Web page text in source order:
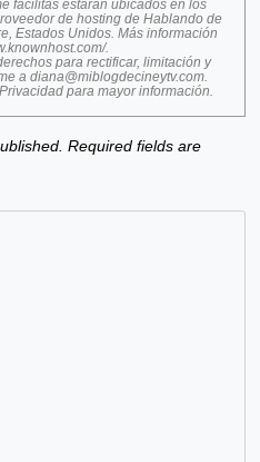
facilitas estarán ubicados en los
de hosting de Hablando de
Estados Unidos. Más información
.
para rectificar, limitación y
a diana@miblogdecineytv.com.
para mayor información.
Required fields are